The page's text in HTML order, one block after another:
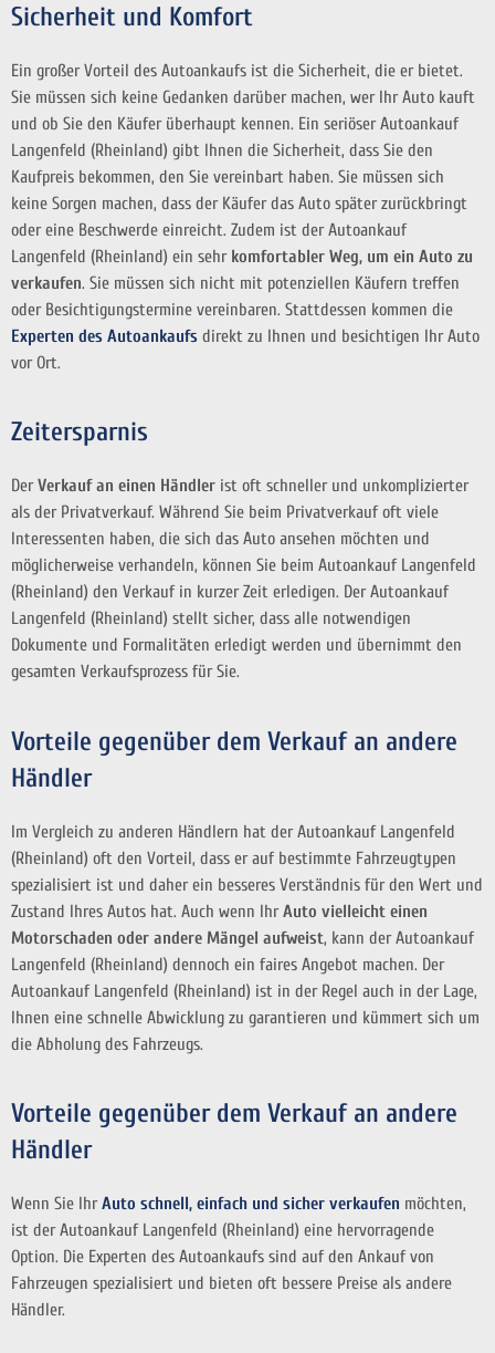
Sicherheit und Komfort
Ein großer Vorteil des Autoankaufs ist die Sicherheit, die er bietet.
Sie müssen sich keine Gedanken darüber machen, wer Ihr Auto kauft
und ob Sie den Käufer überhaupt kennen. Ein seriöser Autoankauf
Langenfeld (Rheinland) gibt Ihnen die Sicherheit, dass Sie den
Kaufpreis bekommen, den Sie vereinbart haben. Sie müssen sich
keine Sorgen machen, dass der Käufer das Auto später zurückbringt
oder eine Beschwerde einreicht. Zudem ist der Autoankauf
Langenfeld (Rheinland) ein sehr komfortabler Weg, um ein Auto zu
verkaufen. Sie müssen sich nicht mit potenziellen Käufern treffen
oder Besichtigungstermine vereinbaren. Stattdessen kommen die
Experten des Autoankaufs direkt zu Ihnen und besichtigen Ihr Auto
vor Ort.
Zeitersparnis
DerVerkauf an einen Händler ist oft schneller und unkomplizierter
als der Privatverkauf. Während Sie beim Privatverkauf oft viele
Interessenten haben, die sich das Auto ansehen möchten und
möglicherweise verhandeln, können Sie beim Autoankauf Langenfeld
(Rheinland) den Verkauf in kurzer Zeit erledigen. Der Autoankauf
Langenfeld (Rheinland) stellt sicher, dass alle notwendigen
Dokumente und Formalitäten erledigt werden und übernimmt den
gesamten Verkaufsprozess für Sie.
Vorteile gegenüber dem Verkauf an andere
Händler
Im Vergleich zu anderen Händlern hat der Autoankauf Langenfeld
(Rheinland) oft den Vorteil, dass er auf bestimmte Fahrzeugtypen
spezialisiert ist und daher ein besseres Verständnis für den Wert und
Zustand Ihres Autos hat. Auch wenn IhrAuto vielleicht einen
Motorschaden oder andere Mängel aufweist, kann der Autoankauf
Langenfeld (Rheinland) dennoch ein faires Angebot machen. Der
Autoankauf Langenfeld (Rheinland) ist in der Regel auch in der Lage,
Ihnen eine schnelle Abwicklung zu garantieren und kümmert sich um
die Abholung des Fahrzeugs.
Vorteile gegenüber dem Verkauf an andere
Händler
Wenn Sie IhrAuto schnell, einfach und sicher verkaufen möchten,
ist der Autoankauf Langenfeld (Rheinland) eine hervorragende
Option. Die Experten des Autoankaufs sind auf den Ankauf von
Fahrzeugen spezialisiert und bieten oft bessere Preise als andere
Händler.